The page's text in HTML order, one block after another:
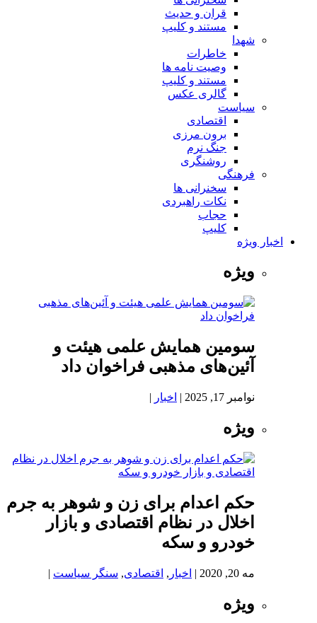
قران و حدیث
مستند و کلیپ
شهدا
خاطرات
وصیت نامه ها
مستند و کلیپ
گالری عکس
سیاست
اقتصادی
برون مرزی
جنگ نرم
روشنگری
فرهنگی
سخنرانی ها
نکات راهبردی
حجاب
کلیپ
اخبار ویژه
ویژه
سومین همایش علمی هیئت و
آئین‌های مذهبی فراخوان داد
نوامبر 17, 2025 | اخبار |
ویژه
حکم اعدام برای زن و شوهر به جرم
اخلال در نظام اقتصادی و بازار
خودرو و سکه
مه 20, 2020 | اخبار , اقتصادی, سنگر سیاست |
ویژه